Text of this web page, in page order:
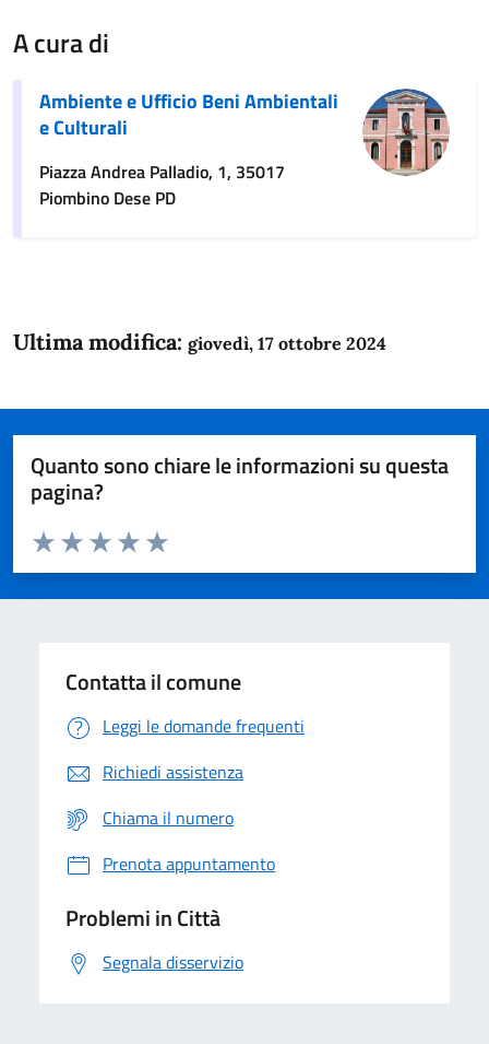
A cura di
Ambiente e Ufficio Beni Ambientali
e Culturali
Piazza Andrea Palladio, 1, 35017
Piombino Dese PD
Ultima modifica: giovedì, 17 ottobre 2024
Quanto sono chiare le informazioni su questa
pagina?
Domanda
Valuta da 1 a 5 stelle la pagina
Valuta 5 stelle su 5
Valuta 4 stelle su 5
Valuta 3 stelle su 5
Valuta 2 stelle su 5
Valuta 1 stelle su 5
Contatta il comune
Leggi le domande frequenti
Richiedi assistenza
Chiama il numero
Prenota appuntamento
Problemi in Città
Segnala disservizio